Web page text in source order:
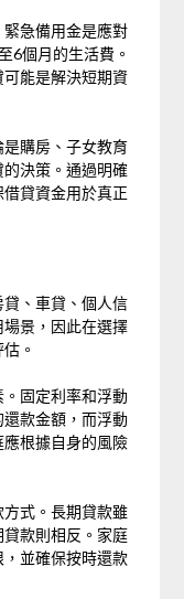
急備用金是應對
6個月的生活費。
能是解決短期資
購房、子女教育
決策。通過明確
貸資金用於真正
、車貸、個人信
景，因此在選擇
。
固定利率和浮動
款金額，而浮動
根據自身的風險
式。長期貸款雖
款則相反。家庭
並確保按時還款